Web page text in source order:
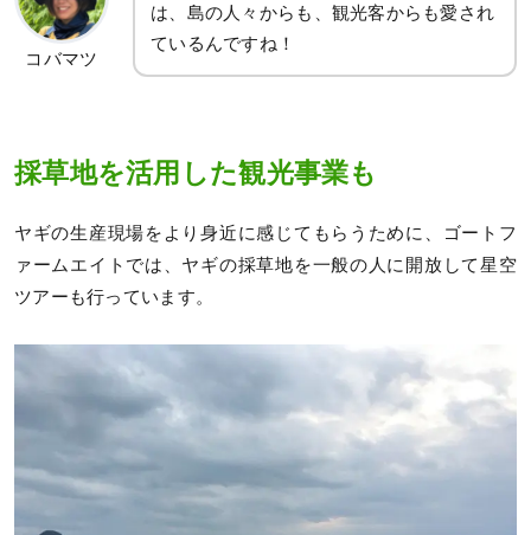
コバマツ
は、島の人々からも、観光客からも愛され
ているんですね！
採草地を活用した観光事業も
ヤギの生産現場をより身近に感じてもらうために、ゴートフ
ァームエイトでは、ヤギの採草地を一般の人に開放して星空
ツアーも行っています。